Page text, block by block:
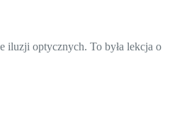
iluzji optycznych. To była lekcja o